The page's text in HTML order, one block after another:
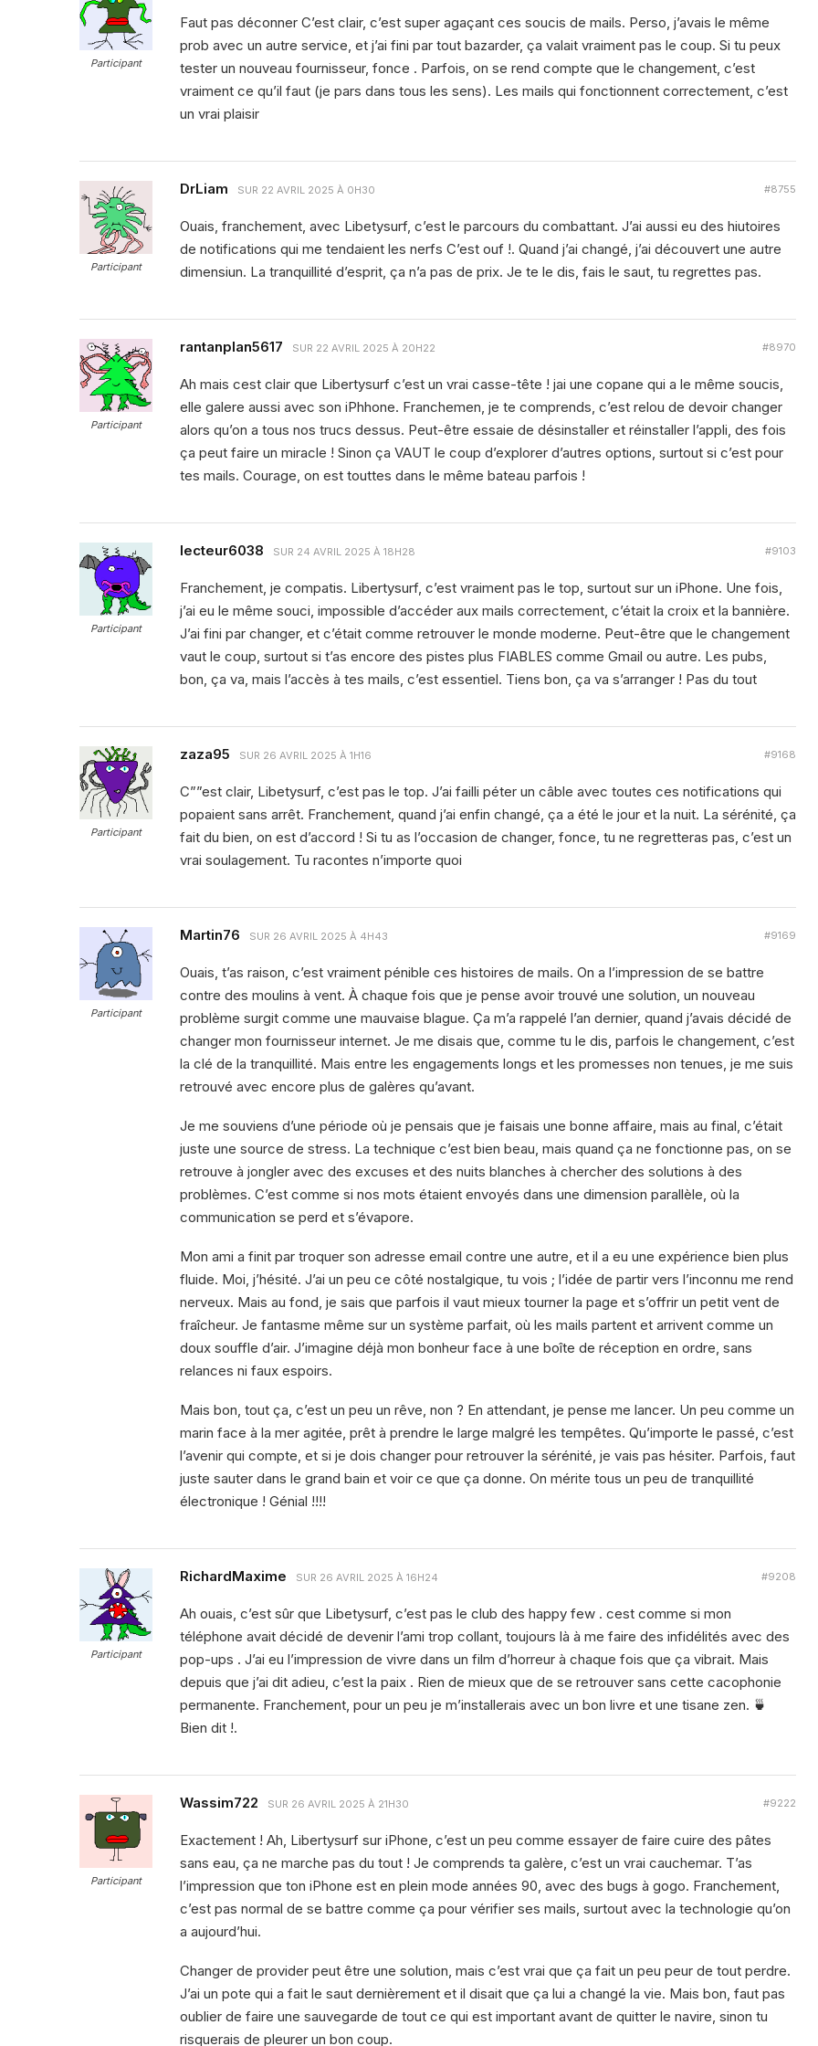
Participant
Faut pas déconner C’est clair, c’est super agaçant ces soucis de mails. Perso, j’avais le même
prob avec un autre service, et j’ai fini par tout bazarder, ça valait vraiment pas le coup. Si tu peux
tester un nouveau fournisseur, fonce . Parfois, on se rend compte que le changement, c’est
vraiment ce qu’il faut (je pars dans tous les sens). Les mails qui fonctionnent correctement, c’est
un vrai plaisir
Participant
DrLiam SUR 22 AVRIL 2025 À 0H30 #8755
Ouais, franchement, avec Libetysurf, c’est le parcours du combattant. J’ai aussi eu des hiutoires
de notifications qui me tendaient les nerfs C’est ouf !. Quand j’ai changé, j’ai découvert une autre
dimensiun. La tranquillité d’esprit, ça n’a pas de prix. Je te le dis, fais le saut, tu regrettes pas.
Participant
rantanplan5617 SUR 22 AVRIL 2025 À 20H22 #8970
Ah mais cest clair que Libertysurf c’est un vrai casse-tête ! jai une copane qui a le même soucis,
elle galere aussi avec son iPhhone. Franchemen, je te comprends, c’est relou de devoir changer
alors qu’on a tous nos trucs dessus. Peut-être essaie de désinstaller et réinstaller l’appli, des fois
ça peut faire un miracle ! Sinon ça VAUT le coup d’explorer d’autres options, surtout si c’est pour
tes mails. Courage, on est touttes dans le même bateau parfois !
Participant
lecteur6038 SUR 24 AVRIL 2025 À 18H28 #9103
Franchement, je compatis. Libertysurf, c’est vraiment pas le top, surtout sur un iPhone. Une fois,
j’ai eu le même souci, impossible d’accéder aux mails correctement, c’était la croix et la bannière.
J’ai fini par changer, et c’était comme retrouver le monde moderne. Peut-être que le changement
vaut le coup, surtout si t’as encore des pistes plus FIABLES comme Gmail ou autre. Les pubs,
bon, ça va, mais l’accès à tes mails, c’est essentiel. Tiens bon, ça va s’arranger ! Pas du tout
Participant
zaza95 SUR 26 AVRIL 2025 À 1H16 #9168
C””est clair, Libetysurf, c’est pas le top. J’ai failli péter un câble avec toutes ces notifications qui
popaient sans arrêt. Franchement, quand j’ai enfin changé, ça a été le jour et la nuit. La sérénité, ça
fait du bien, on est d’accord ! Si tu as l’occasion de changer, fonce, tu ne regretteras pas, c’est un
vrai soulagement. Tu racontes n’importe quoi
Participant
Martin76 SUR 26 AVRIL 2025 À 4H43 #9169
Ouais, t’as raison, c’est vraiment pénible ces histoires de mails. On a l’impression de se battre
contre des moulins à vent. À chaque fois que je pense avoir trouvé une solution, un nouveau
problème surgit comme une mauvaise blague. Ça m’a rappelé l’an dernier, quand j’avais décidé de
changer mon fournisseur internet. Je me disais que, comme tu le dis, parfois le changement, c’est
la clé de la tranquillité. Mais entre les engagements longs et les promesses non tenues, je me suis
retrouvé avec encore plus de galères qu’avant.
Je me souviens d’une période où je pensais que je faisais une bonne affaire, mais au final, c’était
juste une source de stress. La technique c’est bien beau, mais quand ça ne fonctionne pas, on se
retrouve à jongler avec des excuses et des nuits blanches à chercher des solutions à des
problèmes. C’est comme si nos mots étaient envoyés dans une dimension parallèle, où la
communication se perd et s’évapore.
Mon ami a finit par troquer son adresse email contre une autre, et il a eu une expérience bien plus
fluide. Moi, j’hésité. J’ai un peu ce côté nostalgique, tu vois ; l’idée de partir vers l’inconnu me rend
nerveux. Mais au fond, je sais que parfois il vaut mieux tourner la page et s’offrir un petit vent de
fraîcheur. Je fantasme même sur un système parfait, où les mails partent et arrivent comme un
doux souffle d’air. J’imagine déjà mon bonheur face à une boîte de réception en ordre, sans
relances ni faux espoirs.
Mais bon, tout ça, c’est un peu un rêve, non ? En attendant, je pense me lancer. Un peu comme un
marin face à la mer agitée, prêt à prendre le large malgré les tempêtes. Qu’importe le passé, c’est
l’avenir qui compte, et si je dois changer pour retrouver la sérénité, je vais pas hésiter. Parfois, faut
juste sauter dans le grand bain et voir ce que ça donne. On mérite tous un peu de tranquillité
électronique ! Génial !!!!
Participant
RichardMaxime SUR 26 AVRIL 2025 À 16H24 #9208
Ah ouais, c’est sûr que Libetysurf, c’est pas le club des happy few . cest comme si mon
téléphone avait décidé de devenir l’ami trop collant, toujours là à me faire des infidélités avec des
pop-ups . J’ai eu l’impression de vivre dans un film d’horreur à chaque fois que ça vibrait. Mais
depuis que j’ai dit adieu, c’est la paix . Rien de mieux que de se retrouver sans cette cacophonie
permanente. Franchement, pour un peu je m’installerais avec un bon livre et une tisane zen. 🍵
Bien dit !.
Participant
Wassim722 SUR 26 AVRIL 2025 À 21H30 #9222
Exactement ! Ah, Libertysurf sur iPhone, c’est un peu comme essayer de faire cuire des pâtes
sans eau, ça ne marche pas du tout ! Je comprends ta galère, c’est un vrai cauchemar. T’as
l’impression que ton iPhone est en plein mode années 90, avec des bugs à gogo. Franchement,
c’est pas normal de se battre comme ça pour vérifier ses mails, surtout avec la technologie qu’on
a aujourd’hui.
Changer de provider peut être une solution, mais c’est vrai que ça fait un peu peur de tout perdre.
J’ai un pote qui a fait le saut dernièrement et il disait que ça lui a changé la vie. Mais bon, faut pas
oublier de faire une sauvegarde de tout ce qui est important avant de quitter le navire, sinon tu
risquerais de pleurer un bon coup.